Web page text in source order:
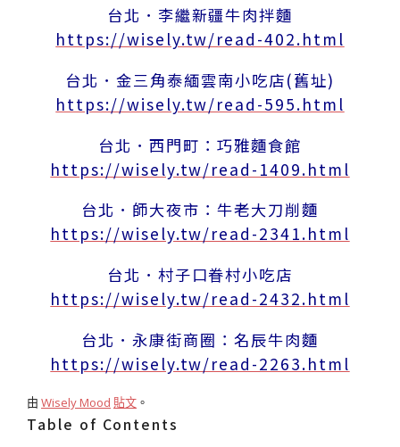
台北．李繼新疆牛肉拌麵
https://wisely.tw/read-402.html
台北．金三角泰緬雲南小吃店(舊址)
https://wisely.tw/read-595.html
台北．西門町：巧雅麵食館
https://wisely.tw/read-1409.html
台北．師大夜市：牛老大刀削麵
https://wisely.tw/read-2341.html
台北．村子口眷村小吃店
https://wisely.tw/read-2432.html
台北．永康街商圈：名辰牛肉麵
https://wisely.tw/read-2263.html
由 Wisely Mood 貼文 。
Table of Contents